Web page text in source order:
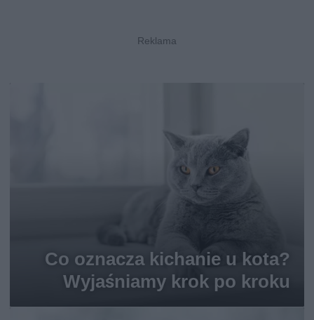
Co oznacza kichanie u kota?
Wyjaśniamy krok po kroku